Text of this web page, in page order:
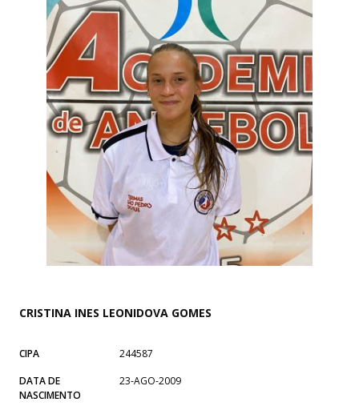
CRISTINA INES LEONIDOVA GOMES
CIPA
244587
DATA DE
NASCIMENTO
23-AGO-2009